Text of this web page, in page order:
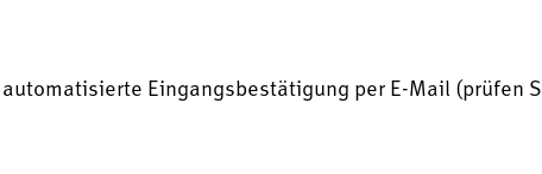
Eingangsbestätigung per E-Mail (prüfen